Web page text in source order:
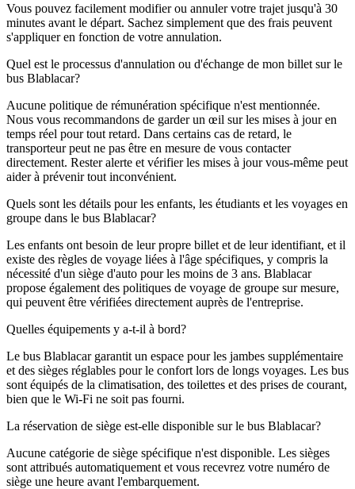
Vous pouvez facilement modifier ou annuler votre trajet jusqu'à 30
minutes avant le départ. Sachez simplement que des frais peuvent
s'appliquer en fonction de votre annulation.
Quel est le processus d'annulation ou d'échange de mon billet sur le
bus Blablacar?
Aucune politique de rémunération spécifique n'est mentionnée.
Nous vous recommandons de garder un œil sur les mises à jour en
temps réel pour tout retard. Dans certains cas de retard, le
transporteur peut ne pas être en mesure de vous contacter
directement. Rester alerte et vérifier les mises à jour vous-même peut
aider à prévenir tout inconvénient.
Quels sont les détails pour les enfants, les étudiants et les voyages en
groupe dans le bus Blablacar?
Les enfants ont besoin de leur propre billet et de leur identifiant, et il
existe des règles de voyage liées à l'âge spécifiques, y compris la
nécessité d'un siège d'auto pour les moins de 3 ans. Blablacar
propose également des politiques de voyage de groupe sur mesure,
qui peuvent être vérifiées directement auprès de l'entreprise.
Quelles équipements y a-t-il à bord?
Le bus Blablacar garantit un espace pour les jambes supplémentaire
et des sièges réglables pour le confort lors de longs voyages. Les bus
sont équipés de la climatisation, des toilettes et des prises de courant,
bien que le Wi-Fi ne soit pas fourni.
La réservation de siège est-elle disponible sur le bus Blablacar?
Aucune catégorie de siège spécifique n'est disponible. Les sièges
sont attribués automatiquement et vous recevrez votre numéro de
siège une heure avant l'embarquement.